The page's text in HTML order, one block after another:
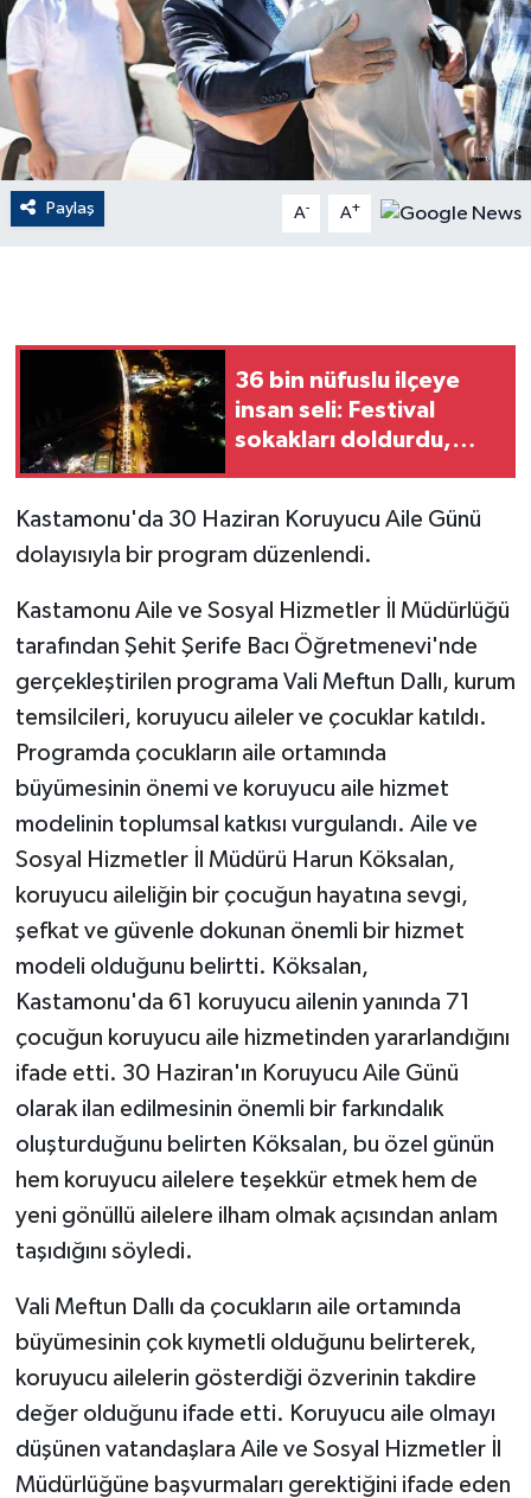
Paylaş A- A+
36 bin nüfuslu ilçeye
insan seli: Festival
sokakları doldurdu,
oluştu
Kastamonu'da 30 Haziran Koruyucu Aile Günü
dolayısıyla bir program düzenlendi.
Kastamonu Aile ve Sosyal Hizmetler İl Müdürlüğü
tarafından Şehit Şerife Bacı Öğretmenevi'nde
gerçekleştirilen programa Vali Meftun Dallı, kurum
temsilcileri, koruyucu aileler ve çocuklar katıldı.
Programda çocukların aile ortamında
büyümesinin önemi ve koruyucu aile hizmet
modelinin toplumsal katkısı vurgulandı. Aile ve
Sosyal Hizmetler İl Müdürü Harun Köksalan,
koruyucu aileliğin bir çocuğun hayatına sevgi,
şefkat ve güvenle dokunan önemli bir hizmet
modeli olduğunu belirtti. Köksalan,
Kastamonu'da 61 koruyucu ailenin yanında 71
çocuğun koruyucu aile hizmetinden yararlandığını
ifade etti. 30 Haziran'ın Koruyucu Aile Günü
olarak ilan edilmesinin önemli bir farkındalık
oluşturduğunu belirten Köksalan, bu özel günün
hem koruyucu ailelere teşekkür etmek hem de
yeni gönüllü ailelere ilham olmak açısından anlam
taşıdığını söyledi.
Vali Meftun Dallı da çocukların aile ortamında
büyümesinin çok kıymetli olduğunu belirterek,
koruyucu ailelerin gösterdiği özverinin takdire
değer olduğunu ifade etti. Koruyucu aile olmayı
düşünen vatandaşlara Aile ve Sosyal Hizmetler İl
Müdürlüğüne başvurmaları gerektiğini ifade eden
Dünya
EĞİTİM
EKONOMİ
English News
Gayrimenkul
GENEL
GÜNDEM
HABERDE İNSAN
İNSAN
İş Dünyası
Jandarma
KÜLTÜR SANAT
MAGAZİN
Otomobil
POLİTİKA
Sağlık
SİYASET
SPOR HABERLERİ
TEKNOLOJİ
Turizm
ÜLKE GÜNDEMİ